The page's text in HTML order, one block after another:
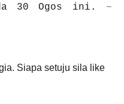
30 Ogos ini. ~
Siapa setuju sila like